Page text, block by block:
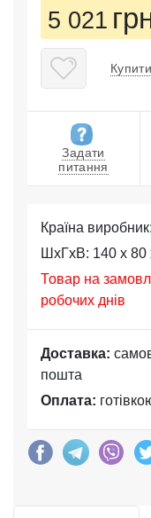
5 021
Задати
питання
Країна виробник:
ШхГхВ: 140 x 80
Товар на
робочих днів
Доставка:
пошта
Оплата: